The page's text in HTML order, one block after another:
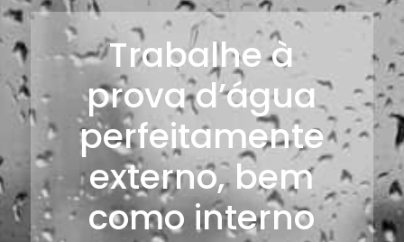
Trabalhe à
prova d’água
perfeitamente
externo, bem
como interno